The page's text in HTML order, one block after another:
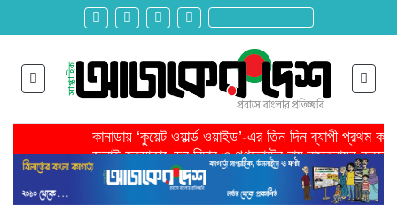
কানাডায় ‘কুয়েট ওয়ার্ল্ড ওয়াইড’-এর তিন দিন ব্যাপী প্রথম
জুলাই হত্যাকাণ্ডের বিচার ও গণভোটের রায় বাস্তবায়ন করতে
তরুণ উদ্ভাবক ও প্রযুক্তি উদ্যোক্তাদের পাশে থাকবে সরকার -
মাদরাসাকে অবহেলা করা শুরু মুজিব সরকারের আমল থেকে-
বাংলাদেশে এসে মার্কিন দূতের ভারতের হাইকমিশনারের সঙ্গে